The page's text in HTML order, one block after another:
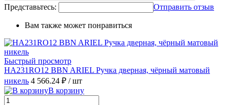
Представьтесь: Отправить отзыв
Вам также может понравиться
Быстрый просмотр
HA231RO12 BBN ARIEL Ручка дверная, чёрный матовый
никель 4 566.24 ₽ / шт
В корзину